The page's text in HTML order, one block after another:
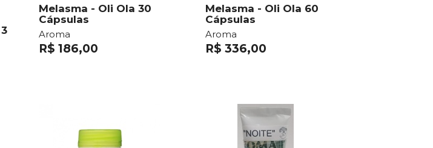
Melasma - Oli Ola 30
Cápsulas
Aroma
R$ 186,00
Melasma - Oli Ola 60
Cápsulas
Aroma
R$ 336,00